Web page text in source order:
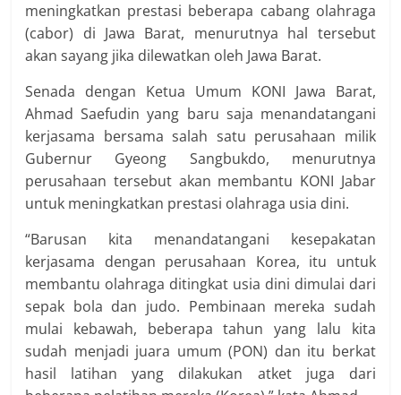
meningkatkan prestasi beberapa cabang olahraga
(cabor) di Jawa Barat, menurutnya hal tersebut
akan sayang jika dilewatkan oleh Jawa Barat.
Senada dengan Ketua Umum KONI Jawa Barat,
Ahmad Saefudin yang baru saja menandatangani
kerjasama bersama salah satu perusahaan milik
Gubernur Gyeong Sangbukdo, menurutnya
perusahaan tersebut akan membantu KONI Jabar
untuk meningkatkan prestasi olahraga usia dini.
“Barusan kita menandatangani kesepakatan
kerjasama dengan perusahaan Korea, itu untuk
membantu olahraga ditingkat usia dini dimulai dari
sepak bola dan judo. Pembinaan mereka sudah
mulai kebawah, beberapa tahun yang lalu kita
sudah menjadi juara umum (PON) dan itu berkat
hasil latihan yang dilakukan atket juga dari